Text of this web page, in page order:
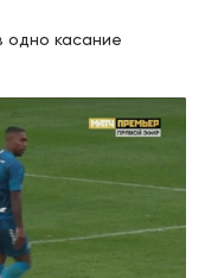
одно касание